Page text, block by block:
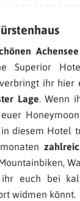
Achensee
Superior
ihr hier
Lage. Wenn
diesem Hotel
ihr euch bei
widmen könnt.